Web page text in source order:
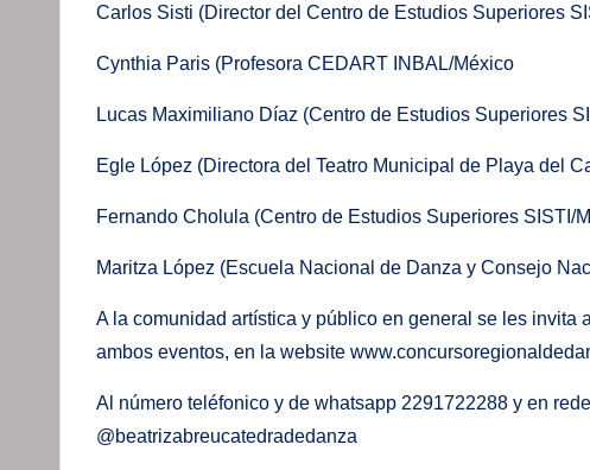
Carlos Sisti (Director del Centro de Estudios Superiores
Cynthia Paris (Profesora CEDART INBAL/México
Lucas Maximiliano Díaz (Centro de Estudios Superiores
Egle López (Directora del Teatro Municipal de Playa del
Fernando Cholula (Centro de Estudios Superiores SISTI/
Maritza López (Escuela Nacional de Danza y Consejo
A la comunidad artística y público en general se les invita
ambos eventos, en la website
Al número teléfonico y de whatsapp 2291722288 y en
@beatrizabreucatedradedanza